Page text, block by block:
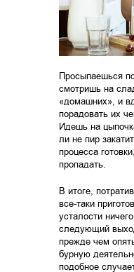
Просыпаешься
смотришь на
«домашних», и
порадовать их
Идешь на
ли не пир
процесса
пропадать.
В итоге,
все-таки
усталости
следующий
прежде чем
бурную
подобное